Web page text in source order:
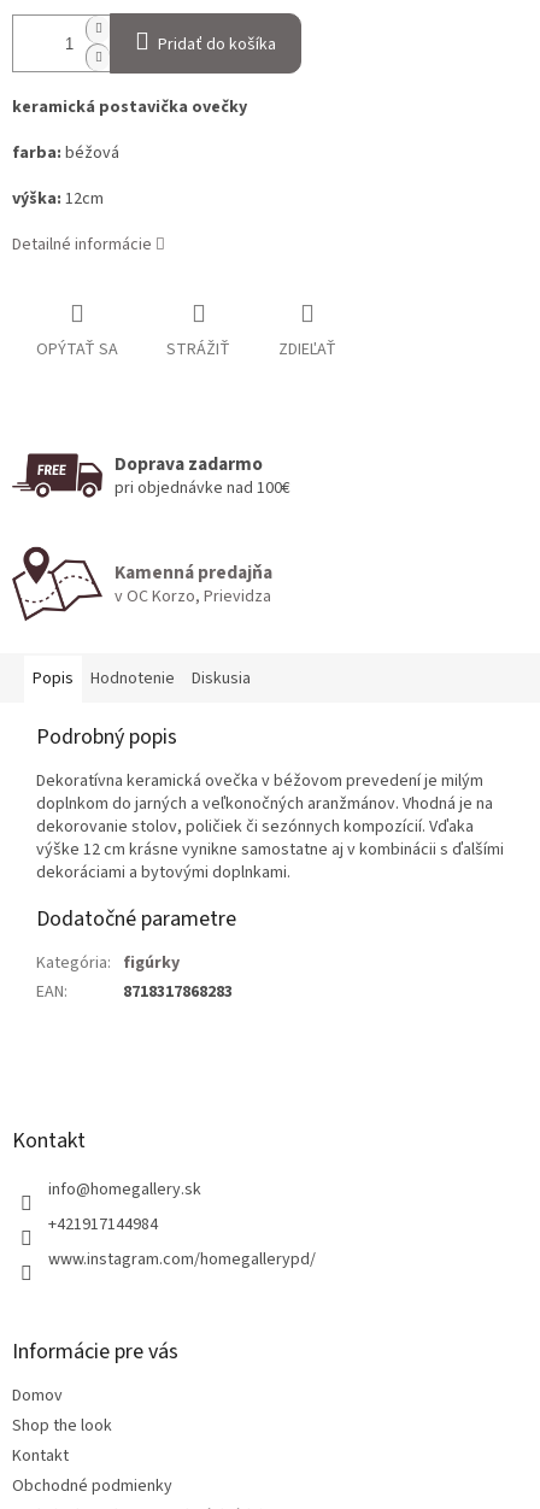
Pridať do košíka
keramická postavička ovečky
farba: béžová
výška: 12cm
Detailné informácie
OPÝTAŤ SA STRÁŽIŤ ZDIEĽAŤ
Doprava zadarmo
pri objednávke nad 100€
Kamenná predajňa
v OC Korzo, Prievidza
Popis Hodnotenie Diskusia
Podrobný popis
Dekoratívna keramická ovečka v béžovom prevedení je milým
doplnkom do jarných a veľkonočných aranžmánov. Vhodná je na
dekorovanie stolov, poličiek či sezónnych kompozícií. Vďaka
výške 12 cm krásne vynikne samostatne aj v kombinácii s ďalšími
dekoráciami a bytovými doplnkami.
Dodatočné parametre
Kategória: figúrky
EAN: 8718317868283
Kontakt
info@homegallery.sk
+421917144984
www.instagram.com/homegallerypd/
Informácie pre vás
Domov
Shop the look
Kontakt
Obchodné podmienky